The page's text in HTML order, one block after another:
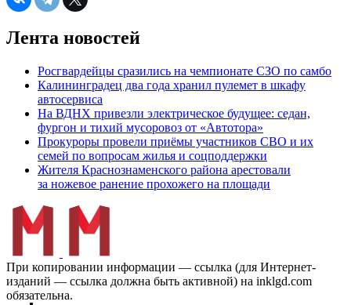
Лента новостей
Росгвардейцы сразились на чемпионате СЗО по самбо
Калининградец два года хранил пулемет в шкафу
автосервиса
На ВДНХ привезли электрическое будущее: седан,
фургон и тихий мусоровоз от «Автотора»
Прокуроры провели приёмы участников СВО и их
семей по вопросам жилья и соцподдержки
Жителя Краснознаменского района арестовали
за ножевое ранение прохожего на площади
При копировании информации — ссылка (для Интернет-
изданий — ссылка должна быть активной) на inklgd.com
обязательна.